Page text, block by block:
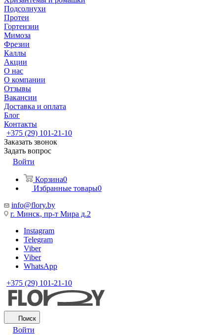
Подсолнухи
Протеи
Гортензии
Мимоза
Фрезии
Каллы
Акции
О нас
О компании
Отзывы
Вакансии
Доставка и оплата
Блог
Контакты
+375 (29) 101-21-10
Заказать звонок
Задать вопрос
Войти
Корзина0
Избранные товары0
info@flory.by
г. Минск, пр-т Мира д.2
Instagram
Telegram
Viber
Viber
WhatsApp
+375 (29) 101-21-10
Поиск
Войти